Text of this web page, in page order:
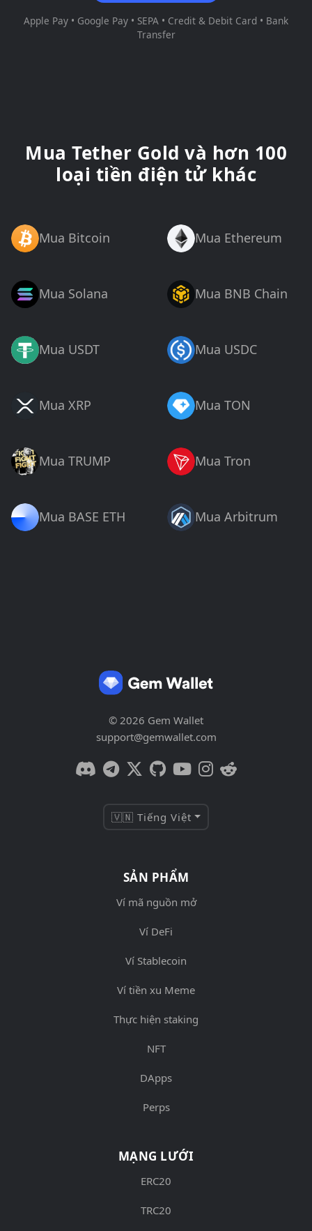
Apple Pay • Google Pay • SEPA • Credit & Debit Card • Bank
Transfer
Mua Tether Gold và hơn 100
loại tiền điện tử khác
Mua Bitcoin Mua Ethereum
Mua Solana Mua BNB Chain
Mua USDT Mua USDC
Mua XRP Mua TON
Mua TRUMP Mua Tron
Mua BASE ETH Mua Arbitrum
© 2026 Gem Wallet
support@gemwallet.com
🇻🇳 Tiếng Việt
SẢN PHẨM
Ví mã nguồn mở
Ví DeFi
Ví Stablecoin
Ví tiền xu Meme
Thực hiện staking
NFT
DApps
Perps
MẠNG LƯỚI
ERC20
TRC20